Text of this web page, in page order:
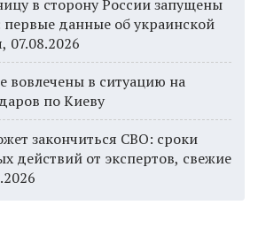
в сторону России запущены
данные об украинской
07.08.2026
в ситуацию на
по Киеву
закончиться СВО: сроки
действий от экспертов, свежие